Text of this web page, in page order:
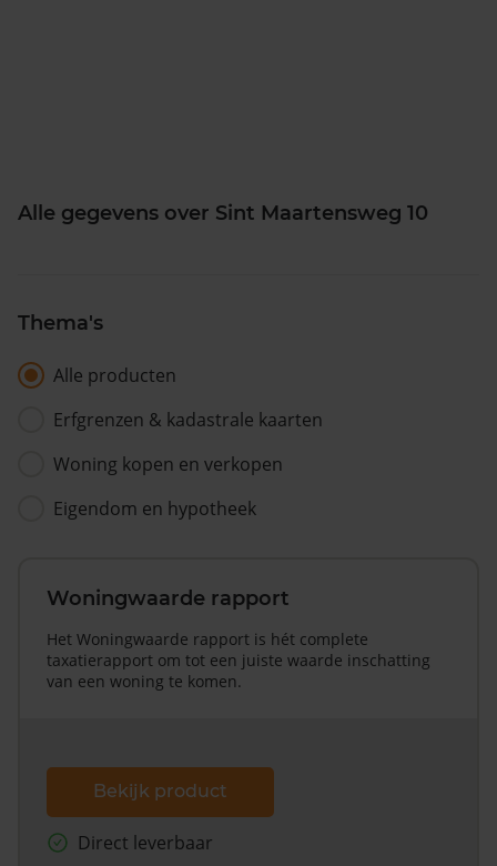
Alle gegevens over Sint Maartensweg 10
Thema's
Alle producten
Erfgrenzen & kadastrale kaarten
Woning kopen en verkopen
Eigendom en hypotheek
Woningwaarde rapport
Het Woningwaarde rapport is hét complete
taxatierapport om tot een juiste waarde inschatting
van een woning te komen.
Bekijk product
Direct leverbaar